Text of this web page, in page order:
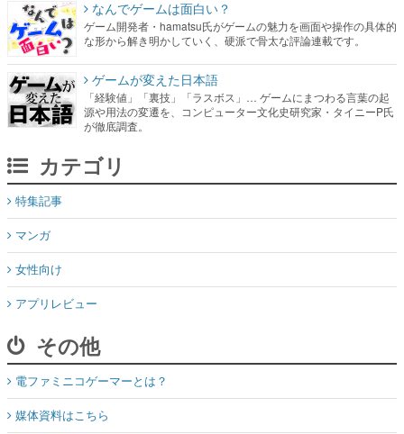
なんでゲームは面白い？
ゲーム開発者・hamatsu氏がゲームの魅力を画面や操作の具体的
な形から解き明かしていく、硬派で骨太な評論連載です。
ゲームが変えた日本語
「経験値」「裏技」「ラスボス」… ゲームにまつわる言葉の起
源や用法の変遷を、コンピューター文化史研究家・タイニーP氏
が徹底調査。
カテゴリ
特集記事
マンガ
女性向け
アプリレビュー
その他
電ファミニコゲーマーとは？
媒体資料はこちら